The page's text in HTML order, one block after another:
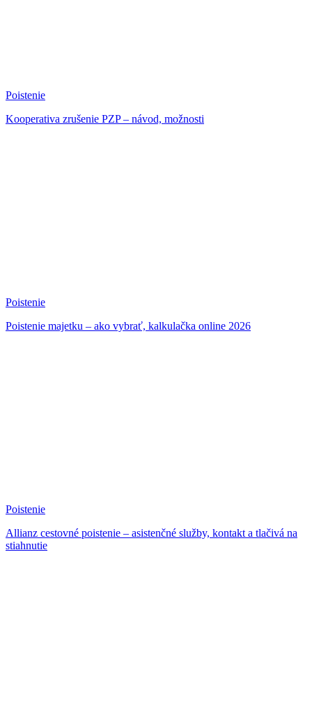
Poistenie
Kooperativa zrušenie PZP – návod, možnosti
Poistenie
Poistenie majetku – ako vybrať, kalkulačka online 2026
Poistenie
Allianz cestovné poistenie – asistenčné služby, kontakt a tlačivá na
stiahnutie